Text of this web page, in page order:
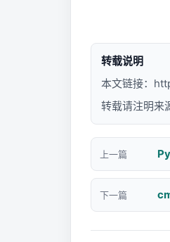
转载说明
本文链接：
转载请注明来
上一篇
下一篇